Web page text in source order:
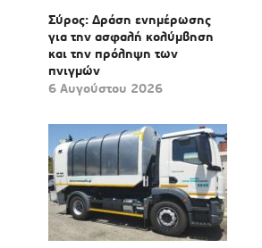
Σύρος: Δράση ενημέρωσης
για την ασφαλή κολύμβηση
και την πρόληψη των
πνιγμών
6 Αυγούστου 2026